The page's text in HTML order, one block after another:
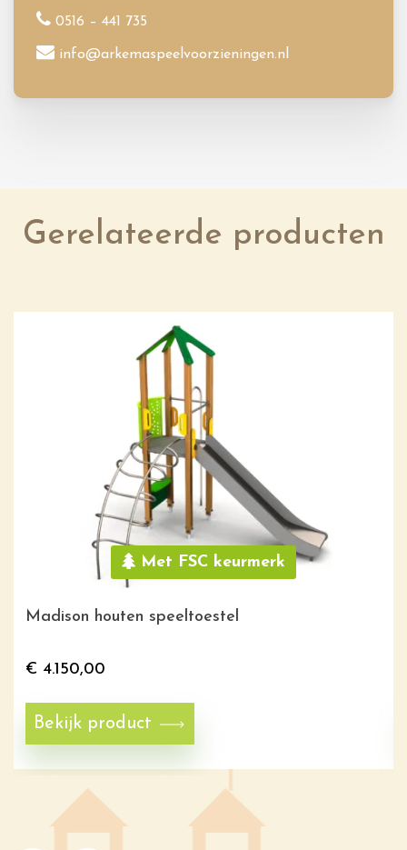
0516 – 441 735
info@arkemaspeelvoorzieningen.nl
Gerelateerde producten
Met FSC keurmerk
Madison houten speeltoestel
€ 4.150,00
Bekijk product